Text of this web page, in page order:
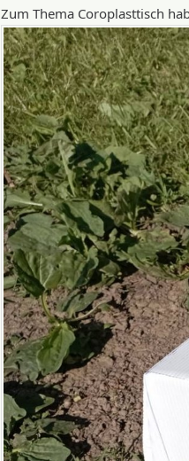
Zum Thema Coroplasttisch